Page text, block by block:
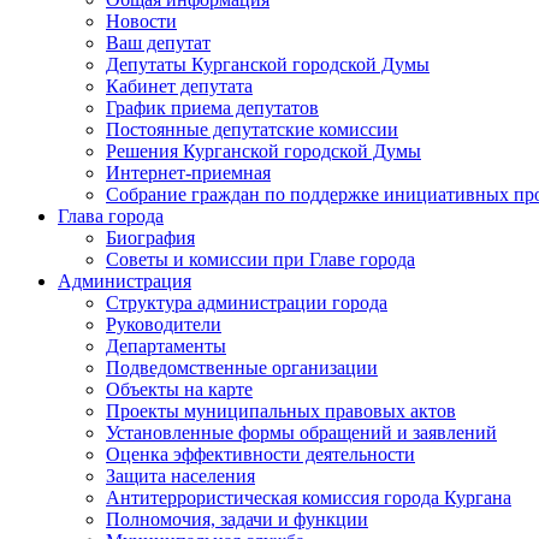
Новости
Ваш депутат
Депутаты Курганской городской Думы
Кабинет депутата
График приема депутатов
Постоянные депутатские комиссии
Решения Курганской городской Думы
Интернет-приемная
Собрание граждан по поддержке инициативных
Глава города
Биография
Советы и комиссии при Главе города
Администрация
Структура администрации города
Руководители
Департаменты
Подведомственные организации
Объекты на карте
Проекты муниципальных правовых актов
Установленные формы обращений и заявлений
Оценка эффективности деятельности
Защита населения
Антитеррористическая комиссия города Кургана
Полномочия, задачи и функции